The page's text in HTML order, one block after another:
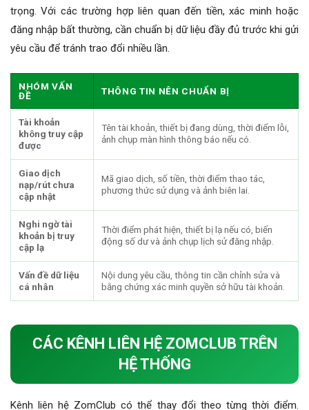
trọng. Với các trường hợp liên quan đến tiền, xác minh hoặc
đăng nhập bất thường, cần chuẩn bị dữ liệu đầy đủ trước khi gửi
yêu cầu để tránh trao đổi nhiều lần.
NHÓM VẤN
ĐỀ
THÔNG TIN NÊN CHUẨN BỊ
Tài khoản
không truy cập
được
Tên tài khoản, thiết bị đang dùng, thời điểm lỗi,
ảnh chụp màn hình thông báo nếu có.
Giao dịch
nạp/rút chưa
cập nhật
Mã giao dịch, số tiền, thời điểm thao tác,
phương thức sử dụng và ảnh biên lai.
Nghi ngờ tài
khoản bị truy
cập lạ
Thời điểm phát hiện, thiết bị lạ nếu có, biến
động số dư và ảnh chụp lịch sử đăng nhập.
Vấn đề dữ liệu
cá nhân
Nội dung yêu cầu, thông tin cần chỉnh sửa và
bằng chứng xác minh quyền sở hữu tài khoản.
CÁC KÊNH LIÊN HỆ ZOMCLUB TRÊN
HỆ THỐNG
Kênh liên hệ ZomClub có thể thay đổi theo từng thời điểm.